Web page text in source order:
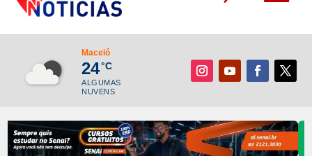
Maceió
24°C
ALGUMAS
NUVENS